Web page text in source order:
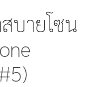
บายโซน